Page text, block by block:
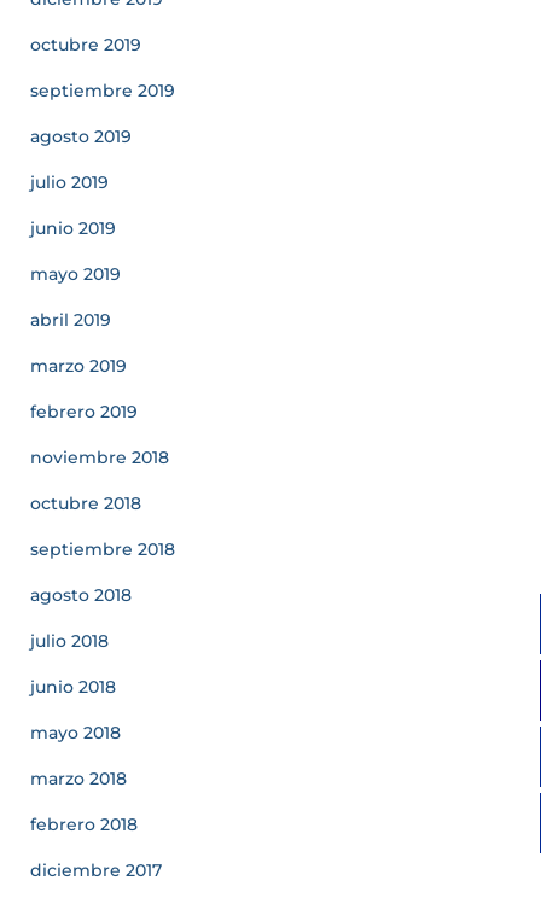
octubre 2019
septiembre 2019
agosto 2019
julio 2019
junio 2019
mayo 2019
abril 2019
marzo 2019
febrero 2019
noviembre 2018
octubre 2018
septiembre 2018
agosto 2018
julio 2018
junio 2018
mayo 2018
marzo 2018
febrero 2018
diciembre 2017